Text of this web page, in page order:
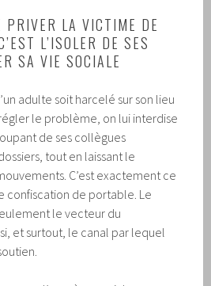
PRIVER LA VICTIME DE
L’ISOLER DE SES
SA VIE SOCIALE
adulte soit harcelé sur son lieu
le problème, on lui interdise
de ses collègues
tout en laissant le
C’est exactement ce
confiscation de portable. Le
le vecteur du
et surtout, le canal par lequel